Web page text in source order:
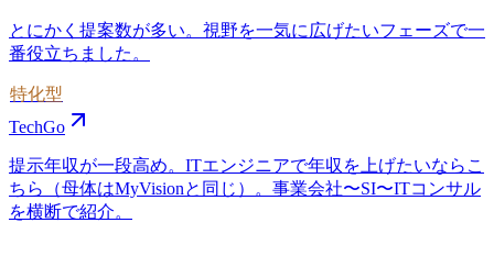
とにかく提案数が多い。視野を一気に広げたいフェーズで一
番役立ちました。
特化型
TechGo
提示年収が一段高め。ITエンジニアで年収を上げたいならこ
ちら（母体はMyVisionと同じ）。事業会社〜SI〜ITコンサル
を横断で紹介。